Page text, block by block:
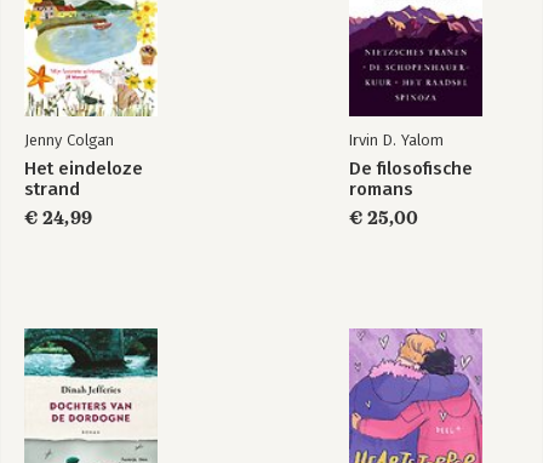
Jenny Colgan
Het eindeloze
strand
€ 24,99
Irvin D. Yalom
De filosofische
romans
€ 25,00